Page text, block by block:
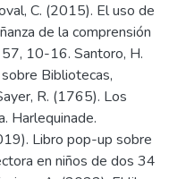
C. (2015). El uso de
de la comprensión
10-16. Santoro, H.
Bibliotecas,
R. (1765). Los
Harlequinade.
Libro pop-up sobre
en niños de dos 34